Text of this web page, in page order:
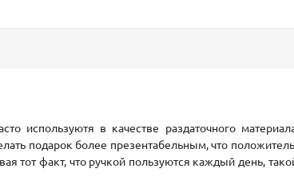
используютя в качестве раздаточного
подарок более презентабельным, что
тот факт, что ручкой пользуются каждый день,